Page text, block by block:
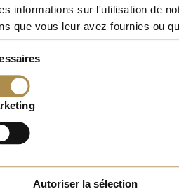
informations sur l'utilisation de
que vous leur avez fournies ou
Autoriser la sélection